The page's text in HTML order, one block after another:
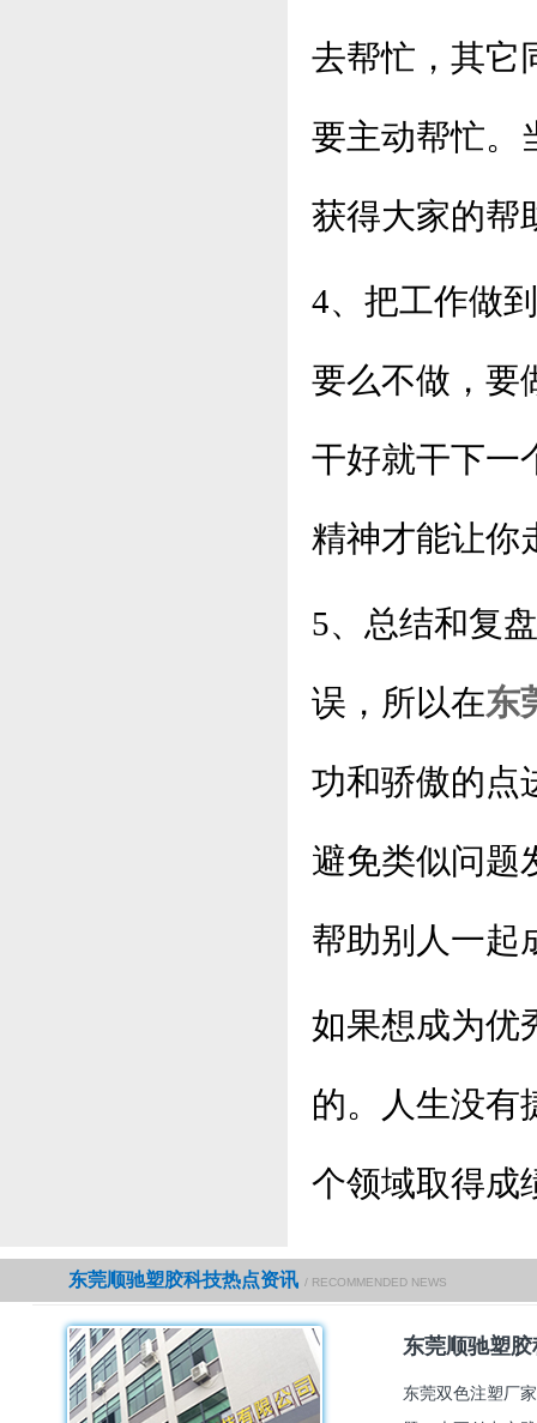
去帮忙，其它
要主动帮忙。
获得大家的帮
4、把工作做
要么不做，要
干好就干下一
精神才能让你
5、总结和复
误，所以在东
功和骄傲的点
避免类似问题
帮助别人一起
如果想成为优
的。人生没有
个领域取得成
东莞顺驰塑胶科技热点资讯 / RECOMMENDED NEWS
东莞顺驰塑
东莞双色注塑厂